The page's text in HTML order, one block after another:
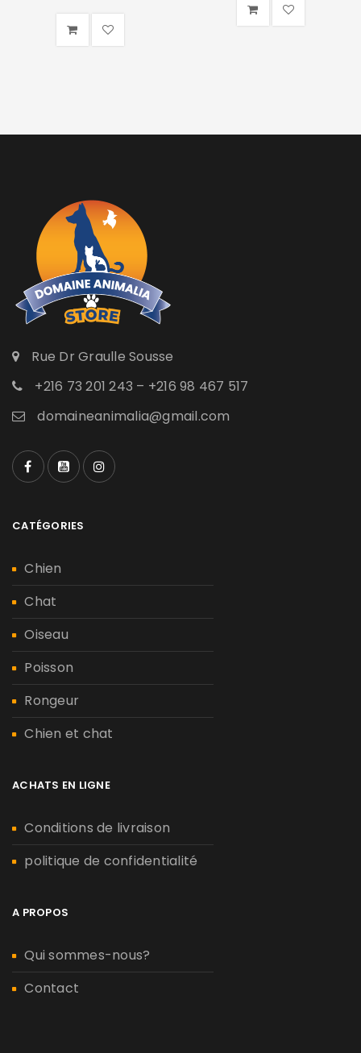
Rue Dr Graulle Sousse
+216 73 201 243 – +216 98 467 517
domaineanimalia@gmail.com
CATÉGORIES
Chien
Chat
Oiseau
Poisson
Rongeur
Chien et chat
ACHATS EN LIGNE
Conditions de livraison
politique de confidentialité
A PROPOS
Qui sommes-nous?
Contact